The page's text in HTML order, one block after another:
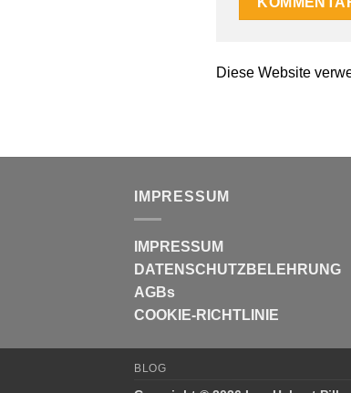
Diese Website
IMPRESSUM
IMPRESSUM
DATENSCHUTZBELEHRUNG
AGBs
COOKIE-RICHTLINIE
BLOG